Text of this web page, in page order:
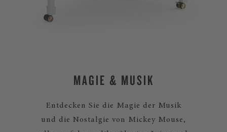
MAGIE & MUSIK
Entdecken Sie die Magie der Musik
und die Nostalgie von Mickey Mouse,